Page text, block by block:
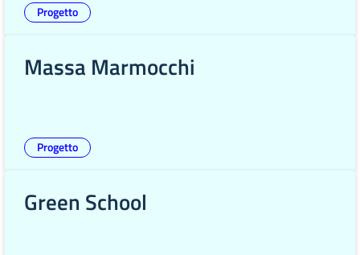
Progetto
Massa Marmocchi
Progetto
Green School